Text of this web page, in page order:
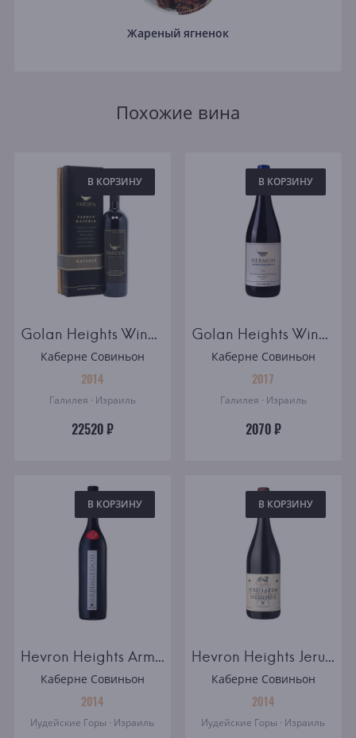
Жареный ягненок
Похожие вина
В КОРЗИНУ
Golan Heights Winery Yarden Katzrin in gift box 2014
Каберне Совиньон
2014
Галилея · Израиль
22520 ₽
В КОРЗИНУ
Golan Heights Winery Hermon Mount Hermon Cabernet Sauvignon 2017
Каберне Совиньон
2017
Галилея · Израиль
2070 ₽
В КОРЗИНУ
Hevron Heights Armagedon
Каберне Совиньон
2014
Иудейские Горы · Израиль
В КОРЗИНУ
Hevron Heights Jerusalem Heights
Каберне Совиньон
2014
Иудейские Горы · Израиль